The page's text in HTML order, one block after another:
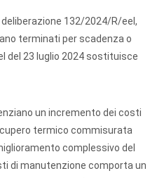
132/2024/R/eel,
terminati per scadenza o
del 23 luglio 2024 sostituisce
un incremento dei costi
termico commisurata
complessivo del
di manutenzione comporta un